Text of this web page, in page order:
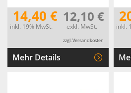
14,40 €
inkl. 19% MwSt.
12,10 €
exkl. MwSt.
zzgl. Versandkosten
Mehr Details
inkl.